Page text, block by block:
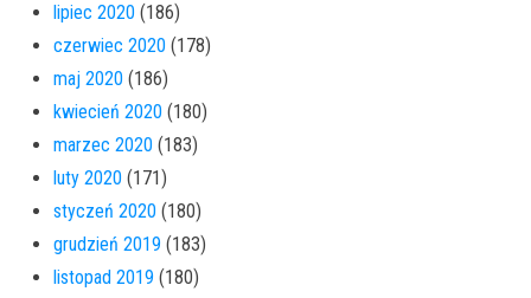
lipiec 2020 (186)
czerwiec 2020 (178)
maj 2020 (186)
kwiecień 2020 (180)
marzec 2020 (183)
luty 2020 (171)
styczeń 2020 (180)
grudzień 2019 (183)
listopad 2019 (180)